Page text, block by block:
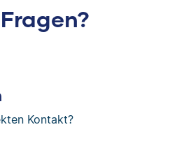
Kontakt?